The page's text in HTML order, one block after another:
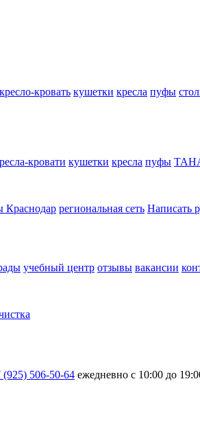
кресло-кровать кушетки кресла пуфы
кровати кушетки кресла пуфы
Краснодар региональная сеть Написать
учебный центр отзывы вакансии
(925) 506-50-64 ежедневно с 10:00 до